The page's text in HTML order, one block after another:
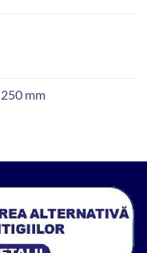
mm